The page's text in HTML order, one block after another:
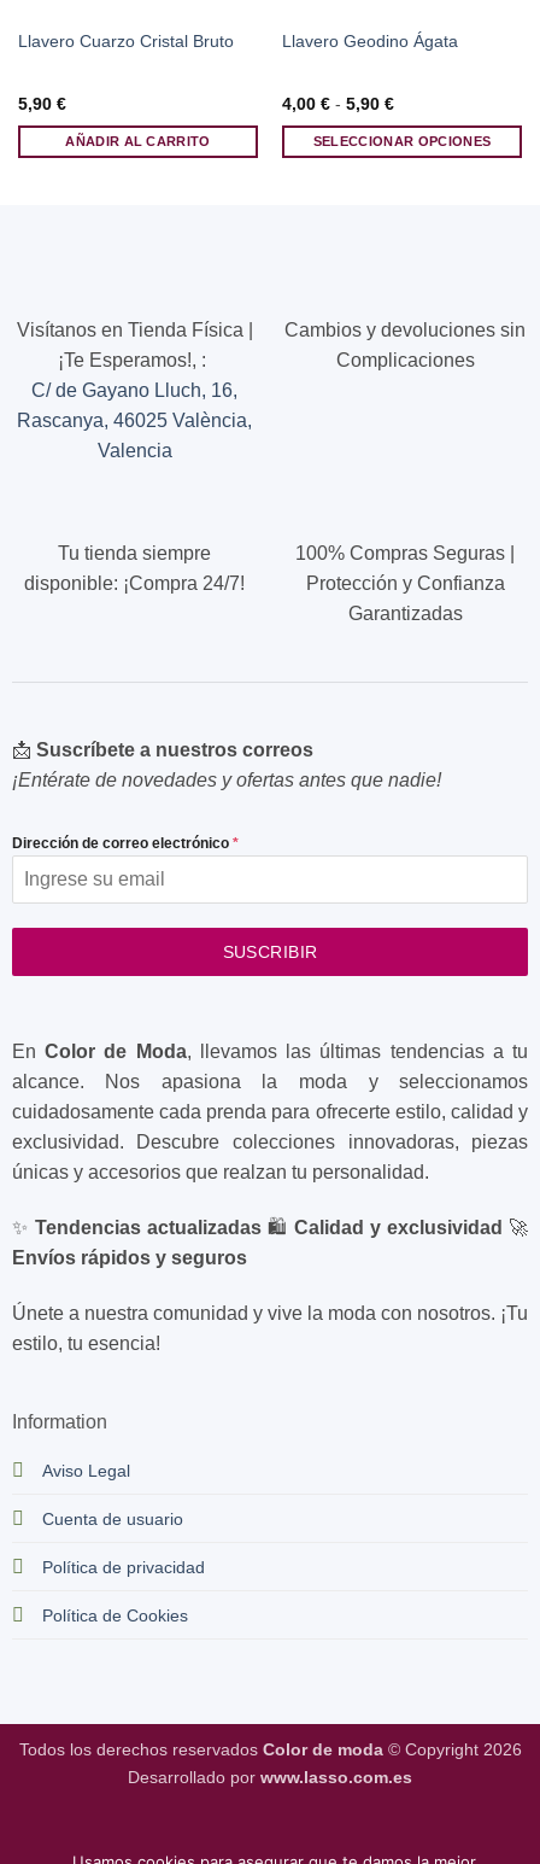
Llavero Cuarzo Cristal Bruto
5,90 €
AÑADIR AL CARRITO
Llavero Geodino Ágata
4,00 € - 5,90 €Rango
precios:
desde
SELECCIONAR OPCIONES
opciones
Visítanos en Tienda Física |
¡Te Esperamos!, :
C/ de Gayano Lluch, 16,
Rascanya, 46025 València,
Valencia
Cambios y devoluciones sin
Complicaciones
Tu tienda siempre
disponible: ¡Compra 24/7!
100% Compras Seguras |
Protección y Confianza
Garantizadas
EnColor de Moda, llevamos las últimas tendencias a tu
alcance. Nos apasiona la moda y seleccionamos
cuidadosamente cada prenda para ofrecerte estilo, calidad y
exclusividad. Descubre colecciones innovadoras, piezas
únicas y accesorios que realzan tu personalidad.
✨ Tendencias actualizadas🛍️Calidad y exclusividad 🚀
Envíos rápidos y seguros
Únete a nuestra comunidad y vive la moda con nosotros. ¡Tu
estilo, tu esencia!
Information
Aviso Legal
Cuenta de usuario
Política de privacidad
Política de Cookies
📩 Suscríbete a nuestros correos
¡Entérate de novedades y ofertas antes que nadie!
Dirección de correo electrónico *
SUSCRIBIR
Todos los derechos reservados Color de moda© Copyright 2026
Desarrollado por www.lasso.com.es